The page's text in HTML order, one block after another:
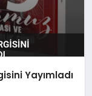
Yayımladı